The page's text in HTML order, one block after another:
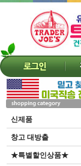
신제품
창고 대방출
★특별할인상품★